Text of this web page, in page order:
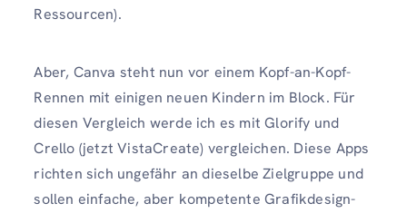
Ressourcen).
Aber, Canva steht nun vor einem Kopf-an-Kopf-
Rennen mit einigen neuen Kindern im Block. Für
diesen Vergleich werde ich es mit Glorify und
Crello (jetzt VistaCreate) vergleichen. Diese Apps
richten sich ungefähr an dieselbe Zielgruppe und
sollen einfache, aber kompetente Grafikdesign-